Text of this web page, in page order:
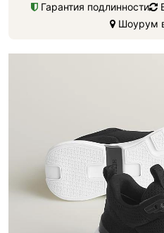
Гарантия подлинности
Шоурум